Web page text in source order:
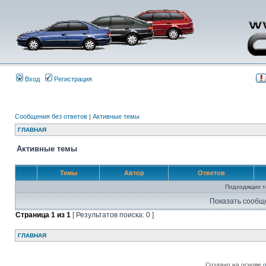
Вход Регистрация
Сообщения без ответов | Активные темы
ГЛАВНАЯ
Активные темы
Темы Автор Ответов
Подходящих
Показать
Страница 1 из 1 [ Результатов поиска: 0 ]
ГЛАВНАЯ
Создано на основе